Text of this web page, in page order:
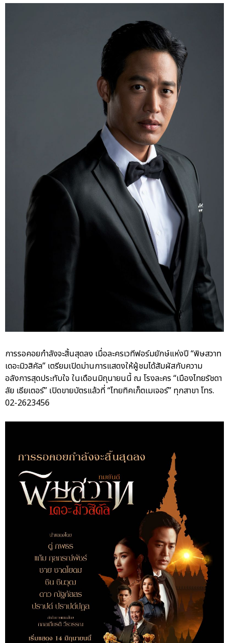
การรอคอยกำลังจะสิ้นสุดลง เมื่อละครเวทีฟอร์มยักษ์แห่งปี “พิษสวาท
เดอะมิวสิคัล” เตรียมเปิดม่านการแสดงให้ผู้ชมได้สัมผัสกับความ
อลังการสุดประทับใจ ในเดือนมิถุนายนนี้ ณ โรงละคร “เมืองไทยรัชดา
ลัย เธียเตอร์” เปิดขายบัตรแล้วที่ “ไทยทิคเก็ตเมเจอร์” ทุกสาขา โทร.
02-2623456